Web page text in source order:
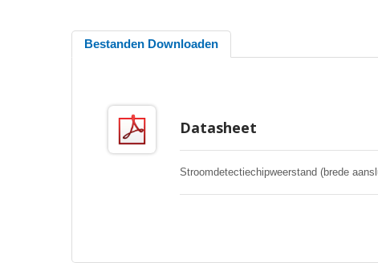
Bestanden Downloaden
Datasheet
Stroomdetectiechipweerstand (brede